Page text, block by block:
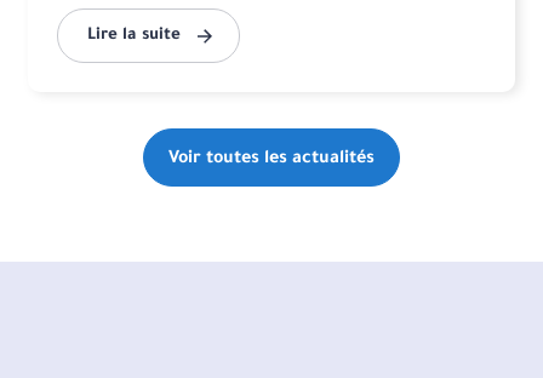
Lire la suite
Voir toutes les actualités